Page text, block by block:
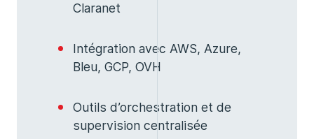
Claranet
Intégration avec AWS, Azure,
Bleu, GCP, OVH
Outils d’orchestration et de
supervision centralisée